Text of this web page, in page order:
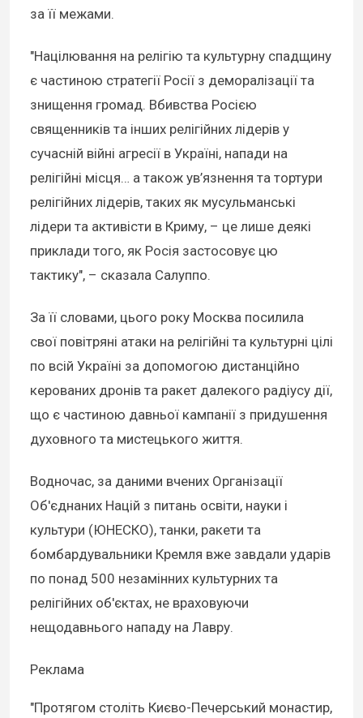
за її межами.
"Націлювання на релігію та культурну спадщину
є частиною стратегії Росії з деморалізації та
знищення громад. Вбивства Росією
священників та інших релігійних лідерів у
сучасній війні агресії в Україні, напади на
релігійні місця… а також ув’язнення та тортури
релігійних лідерів, таких як мусульманські
лідери та активісти в Криму, – це лише деякі
приклади того, як Росія застосовує цю
тактику", – сказала Салуппо.
За її словами, цього року Москва посилила
свої повітряні атаки на релігійні та культурні цілі
по всій Україні за допомогою дистанційно
керованих дронів та ракет далекого радіусу дії,
що є частиною давньої кампанії з придушення
духовного та мистецького життя.
Водночас, за даними вчених Організації
Об'єднаних Націй з питань освіти, науки і
культури (ЮНЕСКО), танки, ракети та
бомбардувальники Кремля вже завдали ударів
по понад 500 незамінних культурних та
релігійних об'єктах, не враховуючи
нещодавнього нападу на Лавру.
Реклама
"Протягом століть Києво-Печерський монастир,